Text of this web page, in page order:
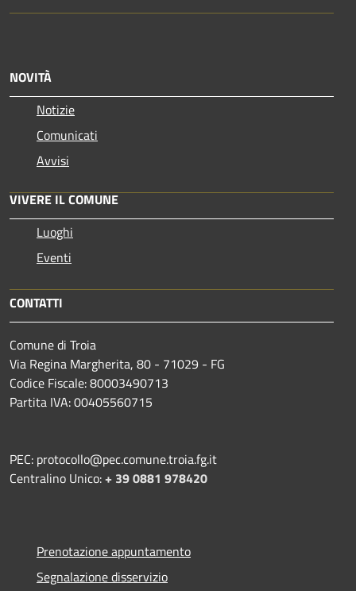
NOVITÀ
Notizie
Comunicati
Avvisi
VIVERE IL COMUNE
Luoghi
Eventi
CONTATTI
Comune di Troia
Via Regina Margherita, 80 - 71029 - FG
Codice Fiscale: 80003490713
Partita IVA: 00405560715
PEC: protocollo@pec.comune.troia.fg.it
Centralino Unico:+ 39 0881 978420
Prenotazione appuntamento
Segnalazione disservizio